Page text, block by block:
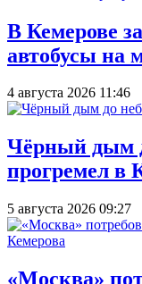
В Кемерове
автобусы на
4 августа 2026 11:46
Чёрный дым
прогремел в
5 августа 2026 09:27
«Москва»